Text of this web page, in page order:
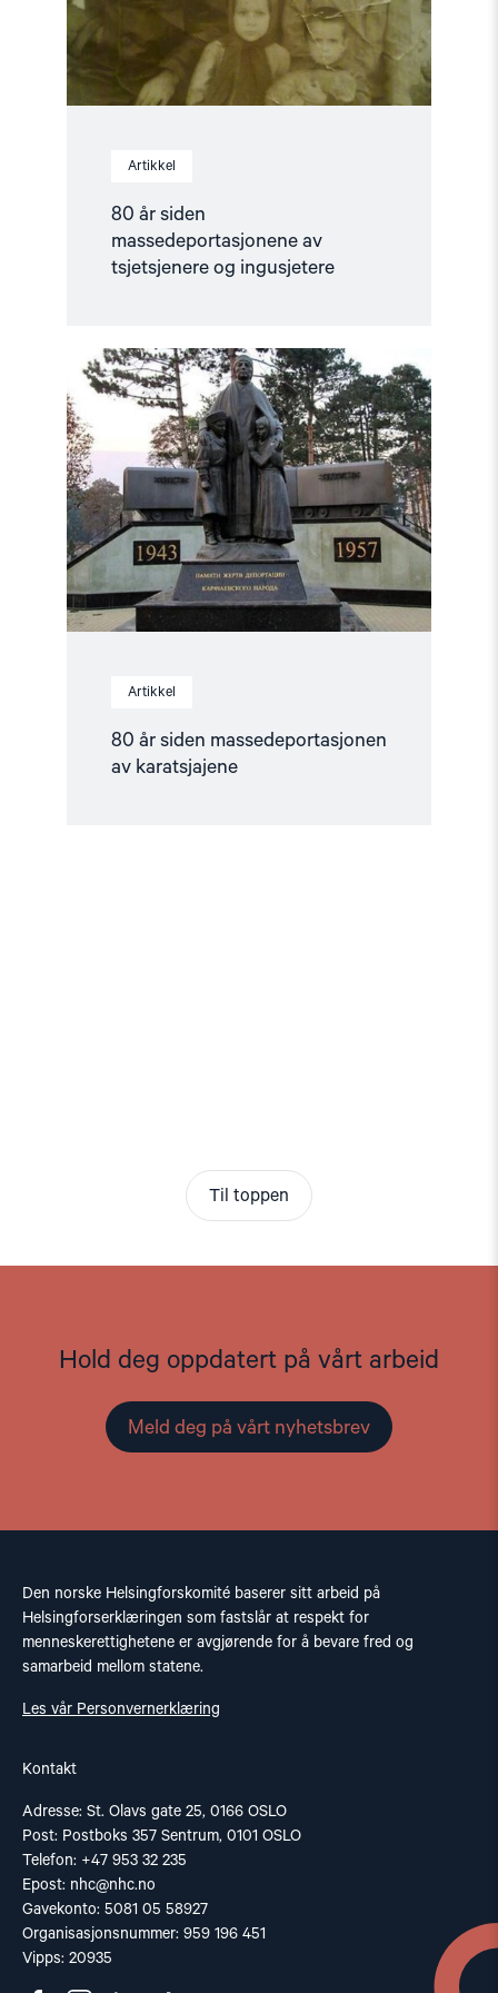
Artikkel
80 år siden
massedeportasjonene av
tsjetsjenere og ingusjetere
ingusjetere"
Artikkel
80 år siden massedeportasjonen
av karatsjajene
Read
article
"80
år
siden
massedeportasjonen
av
karatsjajene"
Til toppen
Hold deg oppdatert på vårt arbeid
Meld deg på vårt nyhetsbrev
Den norske Helsingforskomité baserer sitt arbeid på
Helsingforserklæringen som fastslår at respekt for
menneskerettighetene er avgjørende for å bevare fred og
samarbeid mellom statene.
Les vår Personvernerklæring
Kontakt
Adresse: St. Olavs gate 25, 0166 OSLO
Post: Postboks 357 Sentrum, 0101 OSLO
Telefon: +47 953 32 235
Epost: nhc@nhc.no
Gavekonto: 5081 05 58927
Organisasjonsnummer: 959 196 451
Vipps: 20935